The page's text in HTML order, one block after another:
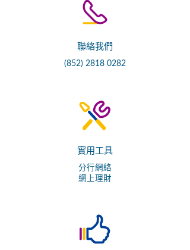
聯絡我們
(852) 2818 0282
實用工具
分行網絡
網上理財